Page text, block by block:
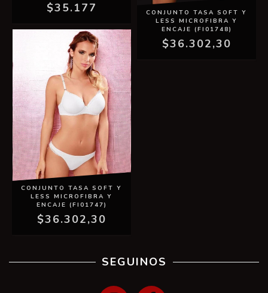
$35.177
CONJUNTO TASA SOFT Y
LESS MICROFIBRA Y
ENCAJE (FI01748)
$36.302,30
CONJUNTO TASA SOFT Y
LESS MICROFIBRA Y
ENCAJE (FI01747)
$36.302,30
SEGUINOS